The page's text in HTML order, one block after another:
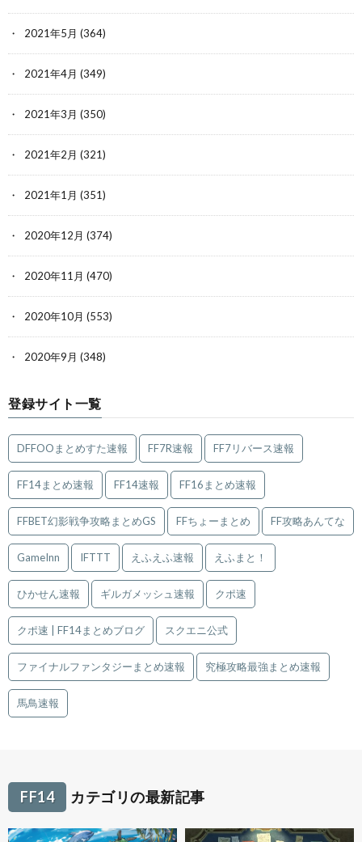
2021年5月 (364)
2021年4月 (349)
2021年3月 (350)
2021年2月 (321)
2021年1月 (351)
2020年12月 (374)
2020年11月 (470)
2020年10月 (553)
2020年9月 (348)
登録サイト一覧
DFFOOまとめすた速報 FF7R速報 FF7リバース速報
FF14まとめ速報 FF14速報 FF16まとめ速報
FFBET幻影戦争攻略まとめGS FFちょーまとめ FF攻略あんてな
GameInn IFTTT えふえふ速報 えふまと！
ひかせん速報 ギルガメッシュ速報 クポ速
クポ速 | FF14まとめブログ スクエニ公式
ファイナルファンタジーまとめ速報 究極攻略最強まとめ速報
馬鳥速報
FF14 カテゴリの最新記事